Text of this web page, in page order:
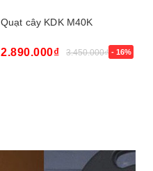
Quạt cây KDK M40K
2.890.000₫ 3.450.000₫ - 16%